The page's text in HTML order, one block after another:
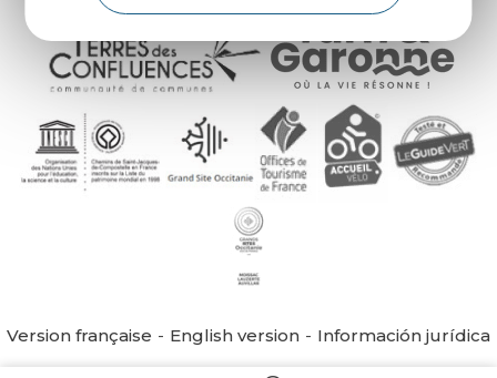
Version française English version Información jurídica